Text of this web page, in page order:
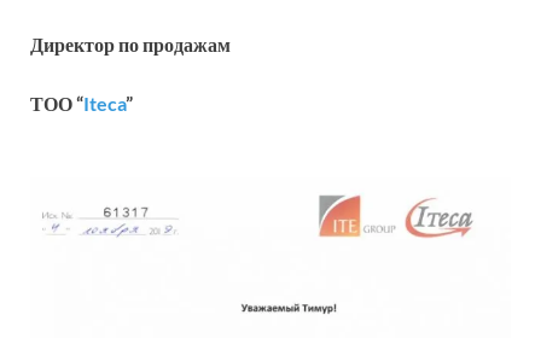
Директор по продажам
ТОО “Iteca”